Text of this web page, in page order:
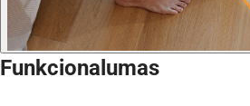
Funkcionalumas